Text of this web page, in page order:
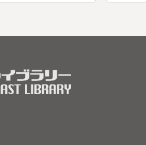
高も賞金も、競馬場
寝起きをともにしな
。そのうちのひと
ともに育ち、物心
収まっ